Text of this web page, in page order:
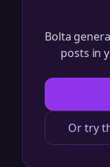
Bolta
posts in
Or try